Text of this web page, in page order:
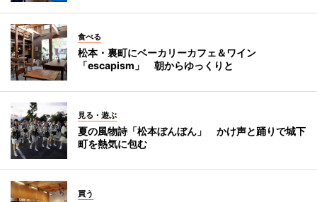
食べる
松本・裏町にベーカリーカフェ＆ワイン
「escapism」 朝からゆっくりと
見る・遊ぶ
夏の風物詩「松本ぼんぼん」 かけ声と踊りで城下
町を熱気に包む
買う